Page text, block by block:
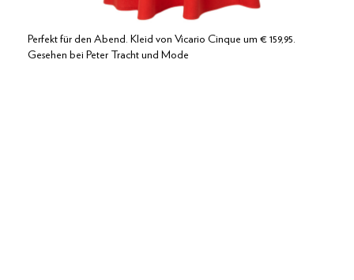
Perfekt für den Abend. Kleid von Vicario Cinque um € 159,95.
Gesehen bei Peter Tracht und Mode